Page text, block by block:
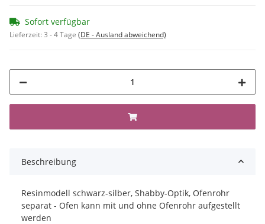
Sofort verfügbar
Lieferzeit:3 - 4 Tage (DE - Ausland abweichend)
Beschreibung
Resinmodell schwarz-silber, Shabby-Optik, Ofenrohr
separat - Ofen kann mit und ohne Ofenrohr aufgestellt
werden